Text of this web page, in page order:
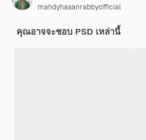
mahdyhasanrabbyofficial
คุณอาจจะชอบ PSD เหล่านี้